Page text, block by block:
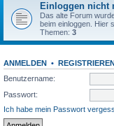
Einloggen nicht
Das alte Forum
beim einloggen. Hier
Themen: 3
ANMELDEN •
Benutzername:
Passwort:
Ich habe mein Passwort